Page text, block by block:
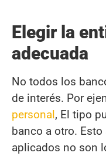
Elegir la
adecuada
No todos los
de interés. Por
personal, El tipo
banco a otro.
aplicados no son